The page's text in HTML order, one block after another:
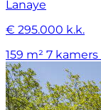
Lanaye
€ 295.000 k.k.
159 m² 7 kamers